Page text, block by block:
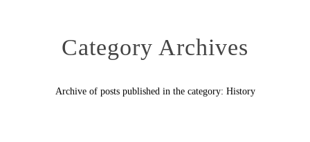
Category Archives
Archive of posts published in the category: History